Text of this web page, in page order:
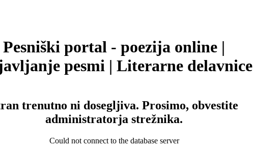
Pesniški portal - poezija online |
pesmi | Literarne delavnice
trenutno ni dosegljiva. Prosimo, obvestite
administratorja strežnika.
Could not connect to the database server